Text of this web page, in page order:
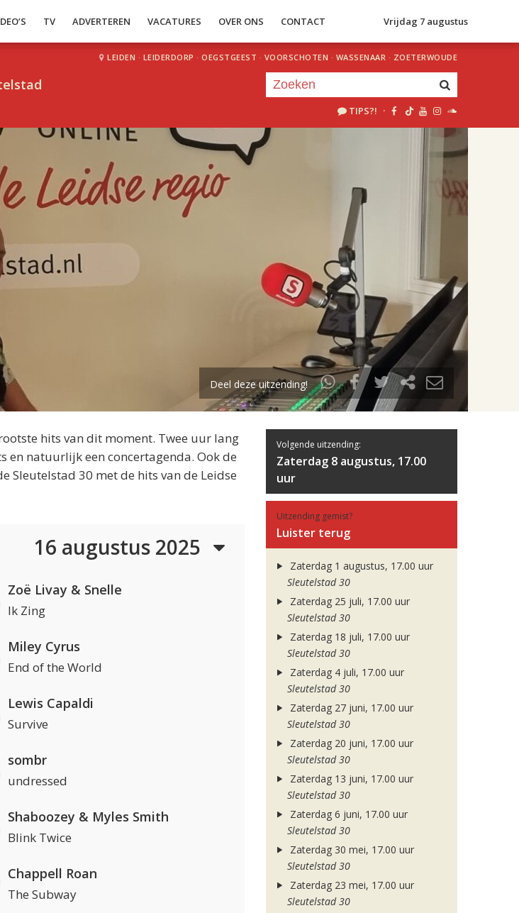
TV ADVERTEREN VACATURES OVER ONS CONTACT Vrijdag 7 augustus
LEIDEN · LEIDERDORP · OEGSTGEEST · VOORSCHOTEN · WASSENAAR · ZOETERWOUDE
TIPS?! ·
uur 1 van 2
Volgend uur
Deel deze uitzending!
hits van dit moment. Twee uur lang
en natuurlijk een concertagenda. Ook de
Sleutelstad 30 met de hits van de Leidse
16 augustus 2025
Zoë Livay & Snelle
Ik Zing
Miley Cyrus
End of the World
Lewis Capaldi
Survive
sombr
undressed
Shaboozey & Myles Smith
Blink Twice
Chappell Roan
The Subway
Volgende uitzending:
Zaterdag 8 augustus, 17.00
uur
Uitzending gemist?
Luister terug
Zaterdag 1 augustus, 17.00 uur
Sleutelstad 30
Zaterdag 25 juli, 17.00 uur
Sleutelstad 30
Zaterdag 18 juli, 17.00 uur
Sleutelstad 30
Zaterdag 4 juli, 17.00 uur
Sleutelstad 30
Zaterdag 27 juni, 17.00 uur
Sleutelstad 30
Zaterdag 20 juni, 17.00 uur
Sleutelstad 30
Zaterdag 13 juni, 17.00 uur
Sleutelstad 30
Zaterdag 6 juni, 17.00 uur
Sleutelstad 30
Zaterdag 30 mei, 17.00 uur
Sleutelstad 30
Zaterdag 23 mei, 17.00 uur
Sleutelstad 30